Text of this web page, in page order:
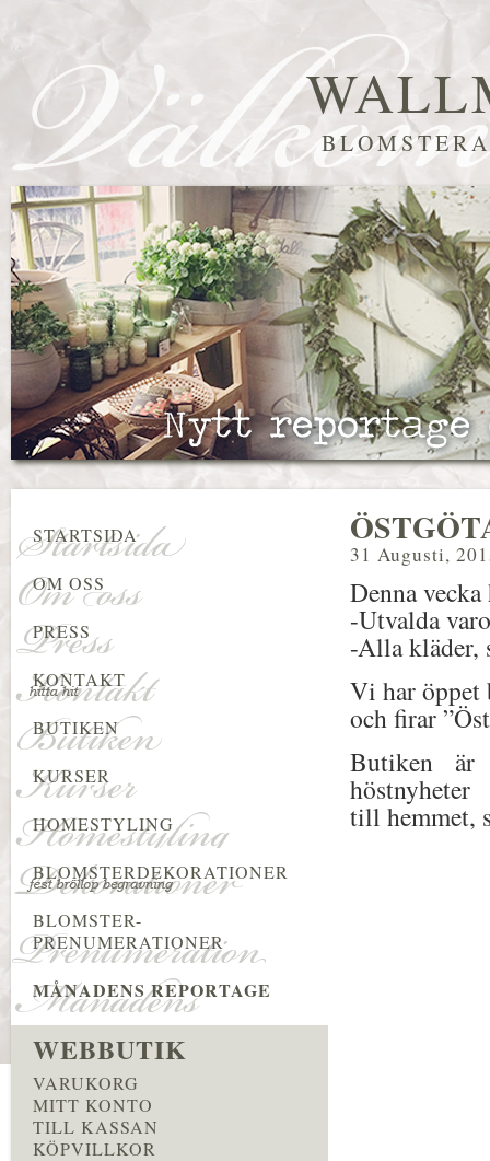
31 Augusti,
Denna
-Utvalda
-Alla kläder,
Vi har öppet
och firar
Butiken är
höstnyheter
till hemmet,
STARTSIDA
OM OSS
PRESS
KONTAKT
BUTIKEN
KURSER
HOMESTYLING
BLOMSTERDEKORATIONER
BLOMSTER-
PRENUMERATIONER
MÅNADENS REPORTAGE
WEBBUTIK
VARUKORG
MITT KONTO
TILL KASSAN
KÖPVILLKOR